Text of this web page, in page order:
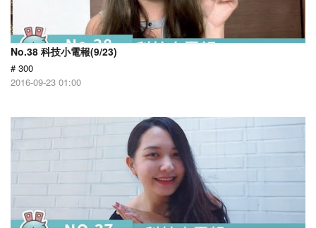
No.38 科技小電報(9/23)
# 300
2016-09-23 01:00